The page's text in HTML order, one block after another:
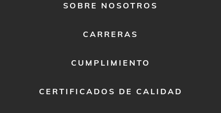
SOBRE NOSOTROS
CARRERAS
CUMPLIMIENTO
CERTIFICADOS DE CALIDAD